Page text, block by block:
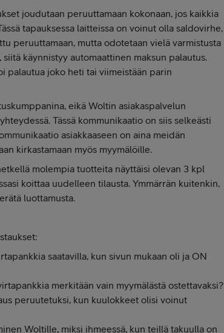
joudutaan peruuttamaan kokonaan, jos kaikkia
tapauksessa laitteissa on voinut olla saldovirhe,
peruuttamaan, mutta odotetaan vielä varmistusta
käynnistyy automaattinen maksun palautus.
palautua joko heti tai viimeistään parin
eikä Woltin asiakaspalvelun
Tässä kommunikaatio on siis selkeästi
asiakkaaseen on aina meidän
kirkastamaan myös myymälöille.
molempia tuotteita näyttäisi olevan 3 kpl
koittaa uudelleen tilausta. Ymmärrän kuitenkin,
luottamusta.
saatavilla, kun sivun mukaan oli ja ON
merkitään vain myymälästä ostettavaksi?
peruutetuksi, kun kuulokkeet olisi voinut
Woltille, miksi ihmeessä, kun teillä takuulla on